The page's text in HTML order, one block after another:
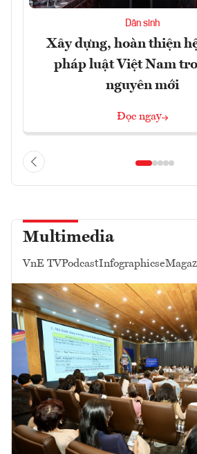
Dân sinh
Xây dựng, hoàn thiện
pháp luật Việt Nam
nguyên mới
Đọc ngay
Multimedia
VnE TVPodcastInfographics